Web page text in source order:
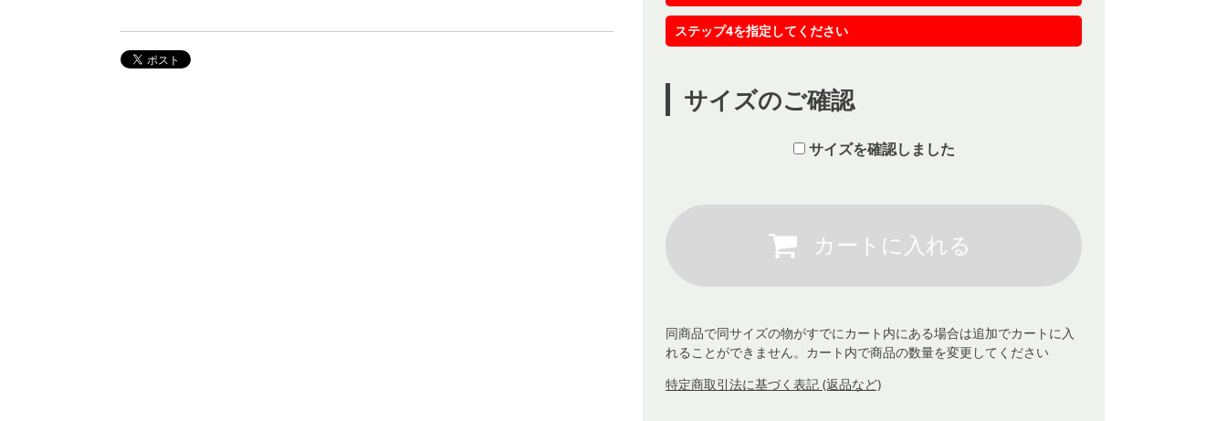
ステップ4を指定してください
サイズのご確認
サイズを確認しました
同商品で同サイズの物がすでにカート内にある場合は追加でカートに入
れることができません。カート内で商品の数量を変更してください
特定商取引法に基づく表記 (返品など)